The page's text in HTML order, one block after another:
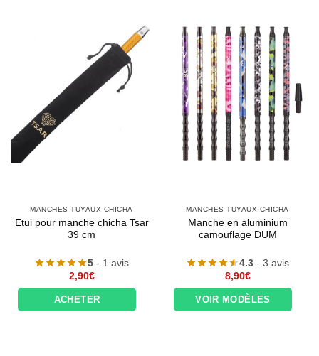
MANCHES TUYAUX CHICHA
Etui pour manche chicha Tsar
39 cm
5 - 1 avis
2,90€
ACHETER
MANCHES TUYAUX CHICHA
Manche en aluminium
camouflage DUM
4.3 - 3 avis
8,90€
VOIR MODÈLES